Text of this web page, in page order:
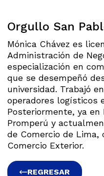
Orgullo San
Mónica Chávez es
Administración de
especialización en
que se desempeñó
universidad. Trabajó
operadores logísticos
Posteriormente, ya
Promperú y
de Comercio de Lima,
Comercio Exterior.
REGRESAR